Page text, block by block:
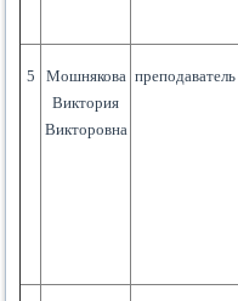
5
Мошнякова
Виктория
Викторовна
преподаватель